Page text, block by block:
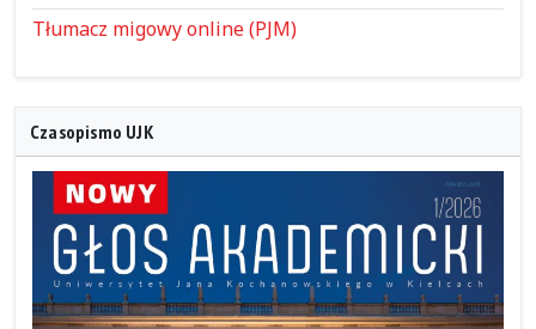
Tłumacz migowy online (PJM)
Czasopismo UJK